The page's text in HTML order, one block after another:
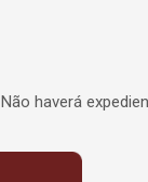
Não haverá